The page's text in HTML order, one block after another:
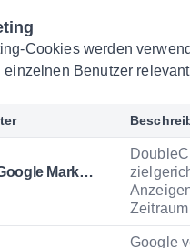
Cookies werden
einzelnen Benutzer
DoubleClick/Google Marketing
Google